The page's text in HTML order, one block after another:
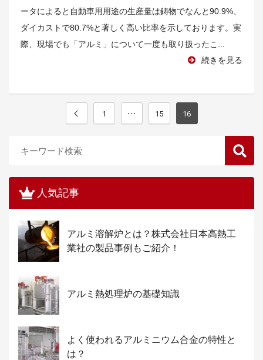
ータによると自動車用用途の生産量は鋳物でなんと90.9%、
ダイカストで80.7%と著しく高い比率を示しております。実
際、現場でも「アルミ」について一度も取り扱ったこ...
続きを見る
1 15 16
人気記事
アルミ溶解炉とは？株式会社日本高熱工
業社の製品事例もご紹介！
アルミ熱処理炉の基礎知識
よく使われるアルミニウム合金の特性と
は？